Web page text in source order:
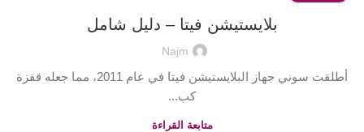
بلايستيشن فيتا – دليل شامل
Najm
أطلقت سوني جهاز البلايستيشن فيتا في عام 2011، مما جعله قفزة
كب...
متابعة القراءة